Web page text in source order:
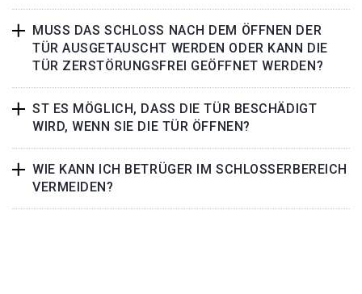
MUSS DAS SCHLOSS NACH DEM ÖFFNEN DER
TÜR AUSGETAUSCHT WERDEN ODER KANN DIE
TÜR ZERSTÖRUNGSFREI GEÖFFNET WERDEN?
ST ES MÖGLICH, DASS DIE TÜR BESCHÄDIGT
WIRD, WENN SIE DIE TÜR ÖFFNEN?
WIE KANN ICH BETRÜGER IM SCHLOSSERBEREICH
VERMEIDEN?